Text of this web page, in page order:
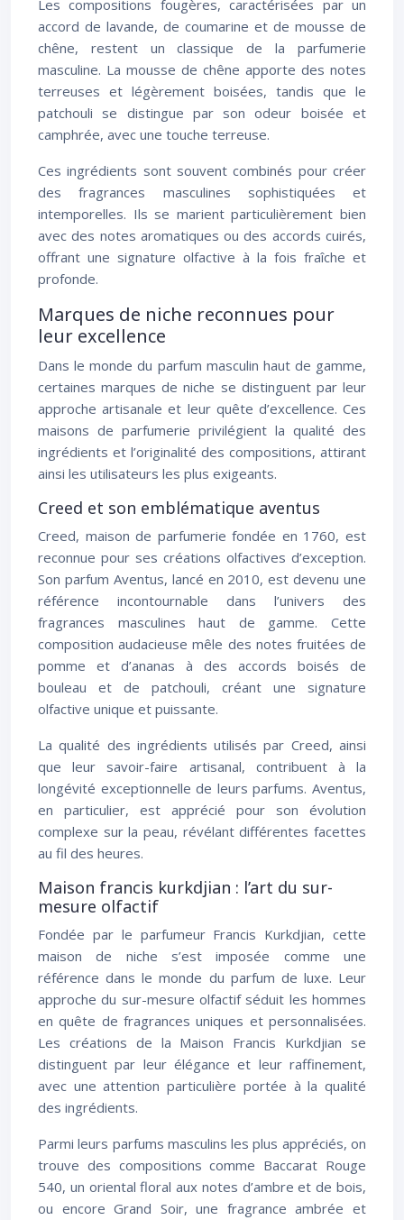
Les compositions fougères, caractérisées par un
accord de lavande, de coumarine et de mousse de
chêne, restent un classique de la parfumerie
masculine. La mousse de chêne apporte des notes
terreuses et légèrement boisées, tandis que le
patchouli se distingue par son odeur boisée et
camphrée, avec une touche terreuse.
Ces ingrédients sont souvent combinés pour créer
des fragrances masculines sophistiquées et
intemporelles. Ils se marient particulièrement bien
avec des notes aromatiques ou des accords cuirés,
offrant une signature olfactive à la fois fraîche et
profonde.
Marques de niche reconnues pour
leur excellence
Dans le monde du parfum masculin haut de gamme,
certaines marques de niche se distinguent par leur
approche artisanale et leur quête d’excellence. Ces
maisons de parfumerie privilégient la qualité des
ingrédients et l’originalité des compositions, attirant
ainsi les utilisateurs les plus exigeants.
Creed et son emblématique aventus
Creed, maison de parfumerie fondée en 1760, est
reconnue pour ses créations olfactives d’exception.
Son parfum Aventus, lancé en 2010, est devenu une
référence incontournable dans l’univers des
fragrances masculines haut de gamme. Cette
composition audacieuse mêle des notes fruitées de
pomme et d’ananas à des accords boisés de
bouleau et de patchouli, créant une signature
olfactive unique et puissante.
La qualité des ingrédients utilisés par Creed, ainsi
que leur savoir-faire artisanal, contribuent à la
longévité exceptionnelle de leurs parfums. Aventus,
en particulier, est apprécié pour son évolution
complexe sur la peau, révélant différentes facettes
au fil des heures.
Maison francis kurkdjian : l’art du sur-
mesure olfactif
Fondée par le parfumeur Francis Kurkdjian, cette
maison de niche s’est imposée comme une
référence dans le monde du parfum de luxe. Leur
approche du sur-mesure olfactif séduit les hommes
en quête de fragrances uniques et personnalisées.
Les créations de la Maison Francis Kurkdjian se
distinguent par leur élégance et leur raffinement,
avec une attention particulière portée à la qualité
des ingrédients.
Parmi leurs parfums masculins les plus appréciés, on
trouve des compositions comme Baccarat Rouge
540, un oriental floral aux notes d’ambre et de bois,
ou encore Grand Soir, une fragrance ambrée et